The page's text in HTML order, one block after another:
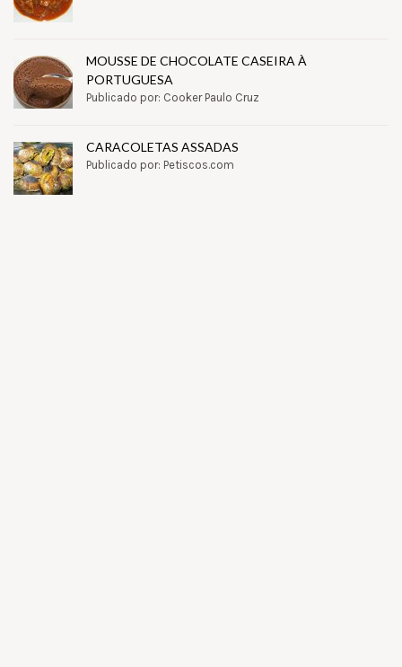
MOUSSE DE CHOCOLATE CASEIRA À
PORTUGUESA
Publicado por: Cooker Paulo Cruz
CARACOLETAS ASSADAS
Publicado por: Petiscos.com